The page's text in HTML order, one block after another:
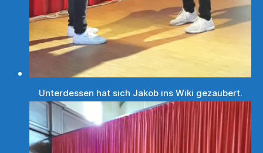
Unterdessen hat sich Jakob ins Wiki gezaubert.